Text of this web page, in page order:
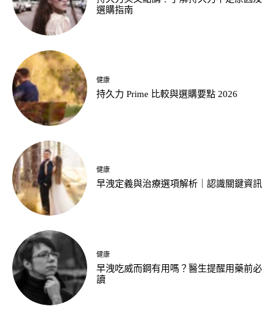
選購指南
健康
持久力 Prime 比較與選購要點 2026
健康
早洩定義與治療選項解析｜認識關鍵資訊
健康
早洩吃威而鋼有用嗎？醫生提醒用藥前必
讀